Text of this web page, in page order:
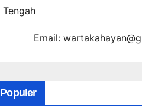
Tengah
Email:
Populer